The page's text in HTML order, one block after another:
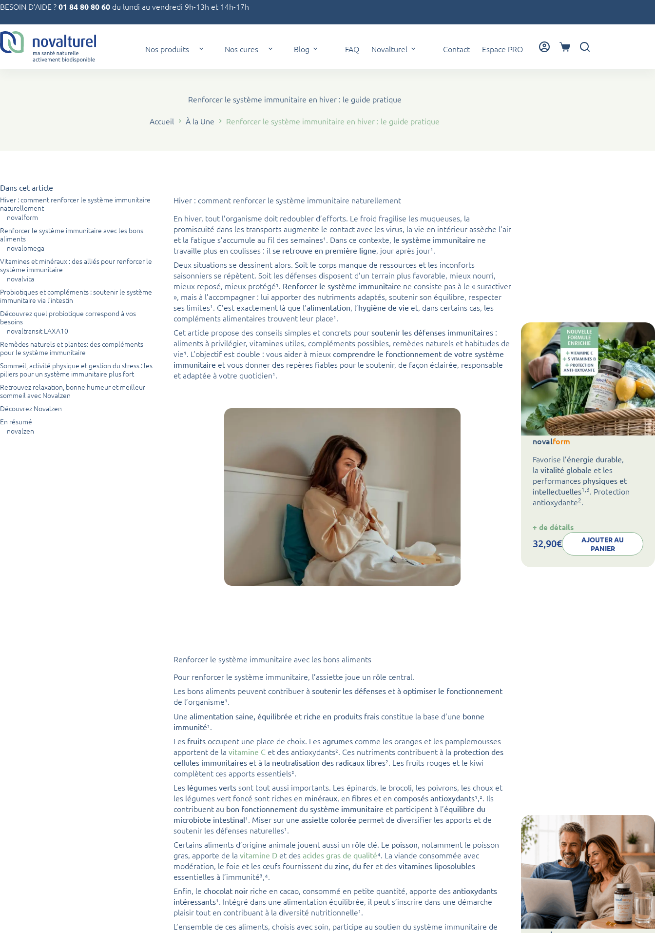
Passer
contenu
BESOIN D’AIDE ?01 84 80 80 60 du lundi au vendredi 9h-13h et 14h-17h
Nos produits Nos cures Blog FAQ Novalturel Contact Espace PRO
Panier
Renforcer le système immunitaire en hiver : le guide pratique
Accueil À la Une Renforcer le système immunitaire en hiver : le guide pratique
Dans cet article
Hiver : comment renforcer le système immunitaire
naturellement
novalform
Renforcer le système immunitaire avec les bons
aliments
novalomega
Vitamines et minéraux : des alliés pour renforcer le
système immunitaire
novalvita
Probiotiques et compléments : soutenir le système
immunitaire via l’intestin
Découvrez quel probiotique correspond à vos
besoins
novaltransit LAXA10
Remèdes naturels et plantes: des compléments
pour le système immunitaire
Sommeil, activité physique et gestion du stress : les
piliers pour un système immunitaire plus fort
Retrouvez relaxation, bonne humeur et meilleur
sommeil avec Novalzen
Découvrez Novalzen
En résumé
novalzen
Hiver : comment renforcer le système immunitaire naturellement
En hiver, tout l’organisme doit redoubler d’efforts. Le froid fragilise les muqueuses, la
promiscuité dans les transports augmente le contact avec les virus, la vie en intérieur assèche l’air
et la fatigue s’accumule au fil des semaines¹. Dans ce contexte, le système immunitaire ne
travaille plus en coulisses : il se retrouve en première ligne, jour après jour¹.
Deux situations se dessinent alors. Soit le corps manque de ressources et les inconforts
saisonniers se répètent. Soit les défenses disposent d’un terrain plus favorable, mieux nourri,
mieux reposé, mieux protégé¹. Renforcer le système immunitaire ne consiste pas à le « suractiver
», mais à l’accompagner : lui apporter des nutriments adaptés, soutenir son équilibre, respecter
ses limites¹. C’est exactement là que l’alimentation, l’hygiène de vie et, dans certains cas, les
compléments alimentaires trouvent leur place¹.
Cet article propose des conseils simples et concrets pour soutenir les défenses immunitaires :
aliments à privilégier, vitamines utiles, compléments possibles, remèdes naturels et habitudes de
vie¹. L’objectif est double : vous aider à mieux comprendre le fonctionnement de votre système
immunitaire et vous donner des repères fiables pour le soutenir, de façon éclairée, responsable
et adaptée à votre quotidien¹.
novalform
Favorise l’énergie durable,
lavitalité globale et les
performances physiques et
intellectuelles1,3. Protection
antioxydante2.
+ de détails:
novalform
32,90€
AJOUTER AU
PANIER
Renforcer le système immunitaire avec les bons aliments
Pour renforcer le système immunitaire, l’assiette joue un rôle central.
Les bons aliments peuvent contribuer à soutenir les défenses et à optimiser le fonctionnement
de l’organisme¹.
Une alimentation saine, équilibrée et riche en produits frais constitue la base d’une bonne
immunité¹.
Les fruits occupent une place de choix. Les agrumes comme les oranges et les pamplemousses
apportent de la vitamine C et des antioxydants². Ces nutriments contribuent à la protection des
cellules immunitaires et à la neutralisation des radicaux libres². Les fruits rouges et le kiwi
complètent ces apports essentiels².
Les légumes verts sont tout aussi importants. Les épinards, le brocoli, les poivrons, les choux et
les légumes vert foncé sont riches en minéraux, en fibres et en composés antioxydants¹,². Ils
contribuent au bon fonctionnement du système immunitaire et participent à l’équilibre du
microbiote intestinal¹. Miser sur une assiette colorée permet de diversifier les apports et de
soutenir les défenses naturelles¹.
Certains aliments d’origine animale jouent aussi un rôle clé. Le poisson, notamment le poisson
gras, apporte de la vitamine D et des acides gras de qualité⁴. La viande consommée avec
modération, le foie et les œufs fournissent du zinc, du fer et des vitamines liposolubles
essentielles à l’immunité³,⁴.
Enfin, le chocolat noir riche en cacao, consommé en petite quantité, apporte des antioxydants
intéressants¹. Intégré dans une alimentation équilibrée, il peut s’inscrire dans une démarche
plaisir tout en contribuant à la diversité nutritionnelle¹.
L’ensemble de ces aliments, choisis avec soin, participe au soutien du système immunitaire de